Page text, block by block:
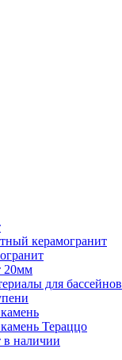
керамогранит
20мм
для бассейнов
Тераццо
в наличии